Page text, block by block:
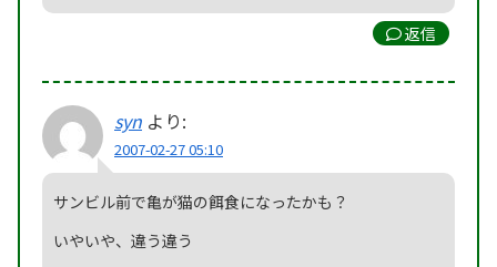
返信
syn より:
2007-02-27 05:10
サンビル前で亀が猫の餌食になったかも？
いやいや、違う違う